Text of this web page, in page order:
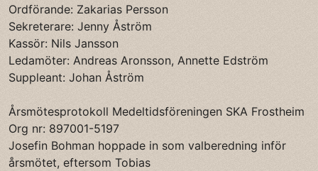
Ordförande: Zakarias Persson
Sekreterare: Jenny Åström
Kassör: Nils Jansson
Ledamöter: Andreas Aronsson, Annette Edström
Suppleant: Johan Åström
Årsmötesprotokoll Medeltidsföreningen SKA Frostheim
Org nr: 897001-5197
Josefin Bohman hoppade in som valberedning inför
årsmötet, eftersom Tobias